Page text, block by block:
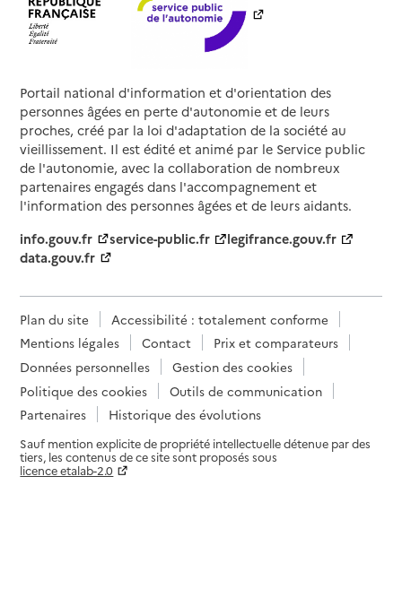
Portail national d'information et d'orientation des
personnes âgées en perte d'autonomie et de leurs
proches, créé par la loi d'adaptation de la société au
vieillissement. Il est édité et animé par le Service public
de l'autonomie, avec la collaboration de nombreux
partenaires engagés dans l'accompagnement et
l'information des personnes âgées et de leurs aidants.
info.gouv.fr
service-public.fr
legifrance.gouv.fr
data.gouv.fr
Plan du site
Accessibilité : totalement conforme
Mentions légales
Contact
Prix et comparateurs
Données personnelles
Gestion des cookies
Politique des cookies
Outils de communication
Partenaires
Historique des évolutions
Sauf mention explicite de propriété intellectuelle détenue par des
tiers, les contenus de ce site sont proposés sous
licence etalab-2.0